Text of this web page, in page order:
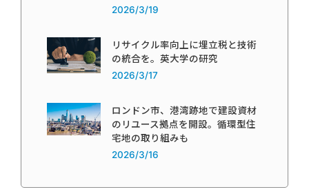
2026/3/19
リサイクル率向上に埋立税と技術
の統合を。英大学の研究
2026/3/17
ロンドン市、港湾跡地で建設資材
のリユース拠点を開設。循環型住
宅地の取り組みも
2026/3/16